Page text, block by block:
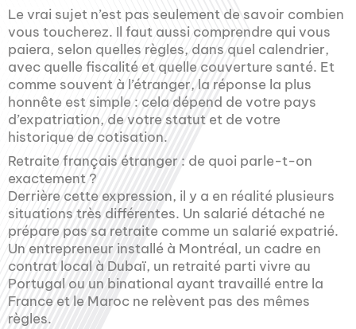
Le vrai sujet n’est pas seulement de savoir combien
vous toucherez. Il faut aussi comprendre qui vous
paiera, selon quelles règles, dans quel calendrier,
avec quelle fiscalité et quelle couverture santé. Et
comme souvent à l’étranger, la réponse la plus
honnête est simple : cela dépend de votre pays
d’expatriation, de votre statut et de votre
historique de cotisation.
Retraite français étranger : de quoi parle-t-on
exactement ?
Derrière cette expression, il y a en réalité plusieurs
situations très différentes. Un salarié détaché ne
prépare pas sa retraite comme un salarié expatrié.
Un entrepreneur installé à Montréal, un cadre en
contrat local à Dubaï, un retraité parti vivre au
Portugal ou un binational ayant travaillé entre la
France et le Maroc ne relèvent pas des mêmes
règles.